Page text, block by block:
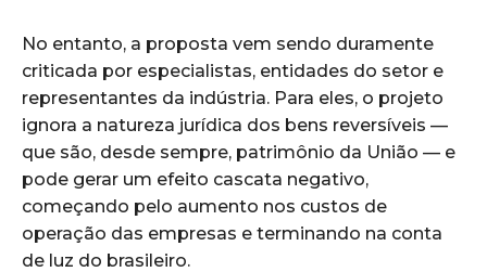
No entanto, a proposta vem sendo duramente
criticada por especialistas, entidades do setor e
representantes da indústria. Para eles, o projeto
ignora a natureza jurídica dos bens reversíveis —
que são, desde sempre, patrimônio da União — e
pode gerar um efeito cascata negativo,
começando pelo aumento nos custos de
operação das empresas e terminando na conta
de luz do brasileiro.